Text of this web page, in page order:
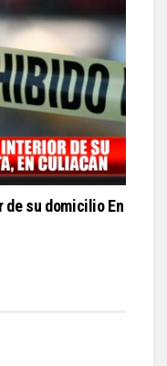
de su domicilio En